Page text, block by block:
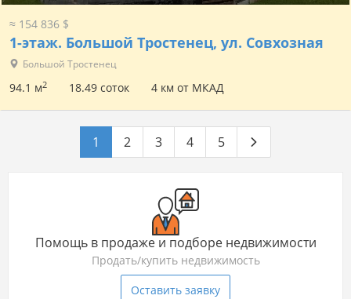
≈ 154 836 $
1-этаж. Большой Тростенец, ул. Совхозная
Большой Тростенец
94.1 м2 18.49 соток 4 км от МКАД
1 2 3 4 5
Помощь в продаже и подборе недвижимости
Продать/купить недвижимость
Оставить заявку